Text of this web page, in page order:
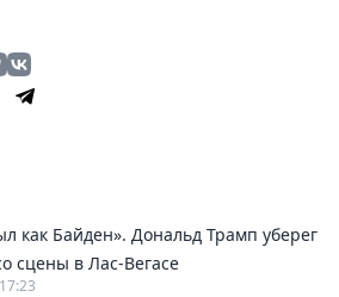
как Байден». Дональд Трамп уберег
сцены в Лас-Вегасе